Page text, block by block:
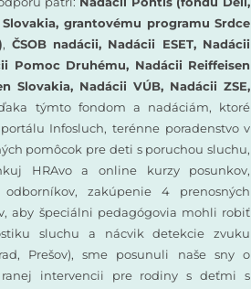
grantovému programu Srdce
, ČSOB nadácii, Nadácii ESET, Nadácii
Pomoc Druhému, Nadácii Reiffeisen
Slovakia, Nadácii VÚB, Nadácii ZSE,
týmto fondom a nadáciám, ktoré
Infosluch, terénne poradenstvo v
pomôcok pre deti s poruchou sluchu,
HRAvo a online kurzy posunkov,
zakúpenie 4 prenosných
aby špeciálni pedagógovia mohli robiť
sluchu a nácvik detekcie zvuku
Prešov), sme posunuli naše sny o
intervencii pre rodiny s deťmi s